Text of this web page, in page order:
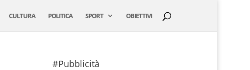
CULTURA POLITICA SPORT OBIETTIVI
#Pubblicità